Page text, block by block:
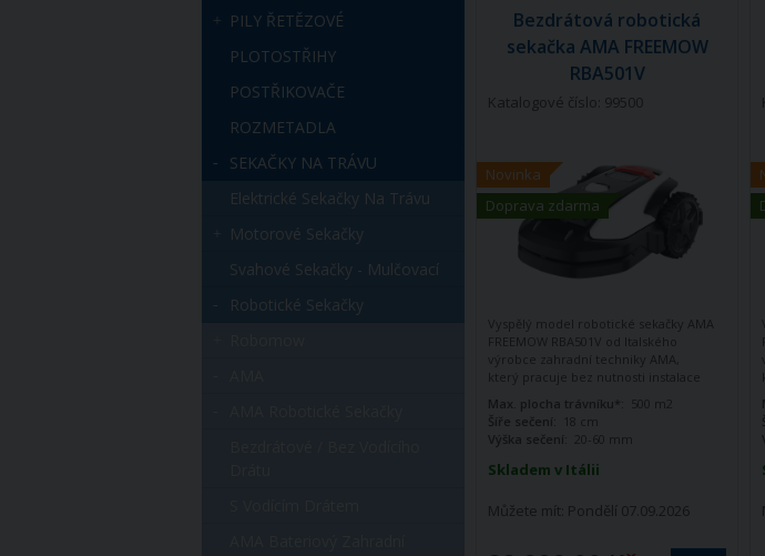
Bezdrátová robotická
sekačka AMA FREEMOW
RBA501V
Novinka
Doprava zdarma
Katalogové číslo: 99500
Skladem v Itálii
Můžete mít: Pondělí 07.09.2026
Vyspělý model robotické sekačky AMA
FREEMOW RBA501V od Italského
výrobce zahradní techniky AMA,
který pracuje bez nutnosti instalace
do 500 m2.
Max. plocha trávníku*:
500 m2
Šíře sečení:
18 cm
Výška sečení:
20-60 mm
PILY ŘETĚZOVÉ
PLOTOSTŘIHY
POSTŘIKOVAČE
ROZMETADLA
SEKAČKY NA TRÁVU
Elektrické Sekačky Na Trávu
Motorové Sekačky
Svahové Sekačky - Mulčovací
Robotické Sekačky